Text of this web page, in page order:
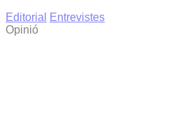
Editorial
Entrevistes
Opinió